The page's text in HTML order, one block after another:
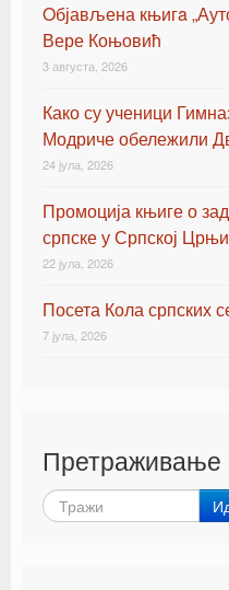
Oбјављена књигa
Вере Коњовић
3 августа, 2026
Како су ученици
Модриче обележили
24 јула, 2026
Промоција књиге о
српске у Српској Црњи
22 јула, 2026
Посета Кола српских
7 јула, 2026
Претраживање